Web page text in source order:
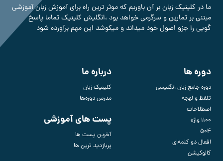
ما در کلینیک زبان بر آن باوریم که موثر ترین راه برای آموزش زبان آموزشی
مبتنی بر تمارین و سرگرمی خواهد بود ،انگلیش کلینیک تماما پاسخ
گویی را جزو اصول خود میداند و میکوشد این مهم برآورده شود
دوره ها
دوره جامع زبان انگلیسی
تلفظ و لهجه
اصطلاحات
1100 واژه
504
افعال دو کلمه‌ای
کالوکیشن
درباره ما
کلینیک زبان
مدرس دوره‌ها
پست های آموزشی
آخرین پست ها
پربازدید ترین ها